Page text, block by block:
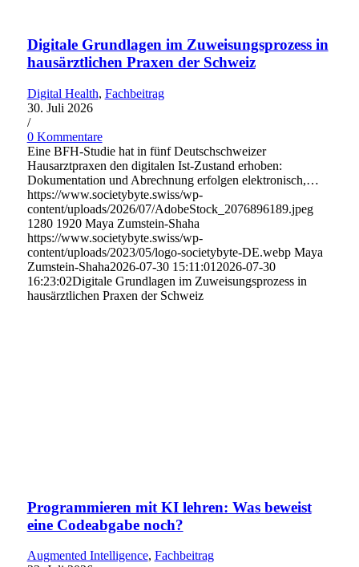
Digitale Grundlagen im Zuweisungsprozess in
hausärztlichen Praxen der Schweiz
Digital Health, Fachbeitrag
30. Juli 2026
/
0 Kommentare
Eine BFH-Studie hat in fünf Deutschschweizer
Hausarztpraxen den digitalen Ist-Zustand erhoben:
Dokumentation und Abrechnung erfolgen elektronisch,…
https://www.societybyte.swiss/wp-
content/uploads/2026/07/AdobeStock_2076896189.jpeg
1280 1920 Maya Zumstein-Shaha
https://www.societybyte.swiss/wp-
content/uploads/2023/05/logo-societybyte-DE.webp Maya
Zumstein-Shaha2026-07-30 15:11:01 2026-07-30
16:23:02Digitale Grundlagen im Zuweisungsprozess in
hausärztlichen Praxen der Schweiz
Programmieren mit KI lehren: Was beweist
eine Codeabgabe noch?
Augmented Intelligence, Fachbeitrag